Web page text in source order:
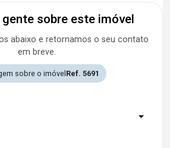
gente sobre este imóvel
abaixo e retornamos o seu contato
em breve.
sobre o imóvelRef. 5691